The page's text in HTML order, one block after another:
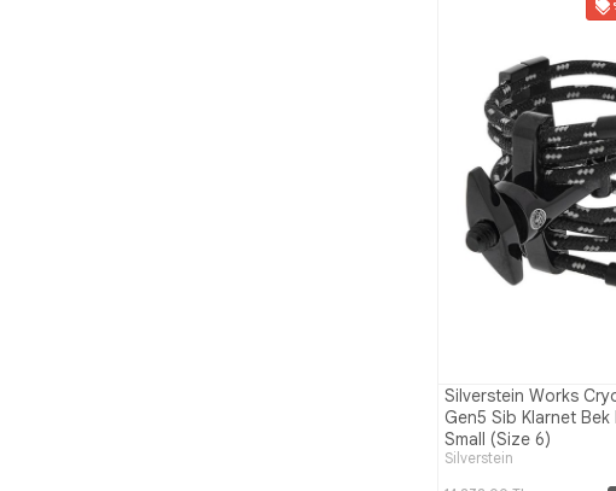
Silverstein Works
Gen5 Sib Klarnet Bek
Small (Size 6)
Silverstein